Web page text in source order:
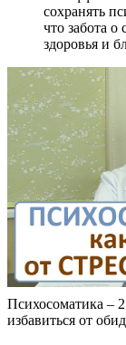
сохранять
что забота о
здоровья и
Психосоматика –
избавиться от